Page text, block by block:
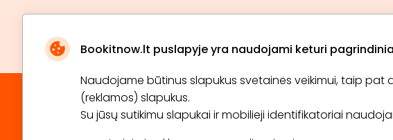
Bookitnow.lt puslapyje yra naudojami keturi
Naudojame būtinus slapukus svetainės veikimui, taip pat
(reklamos) slapukus.
Su jūsų sutikimu slapukai ir mobilieji identifikatoriai